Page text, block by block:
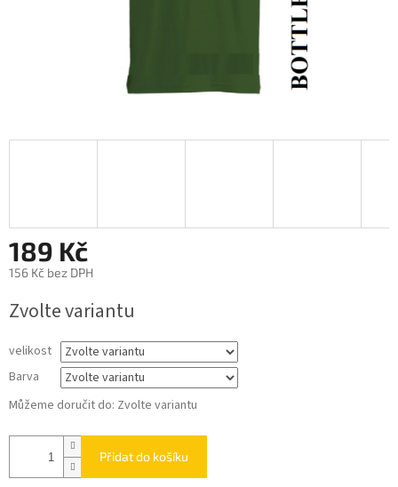
189 Kč
156 Kč bez DPH
cena:
Zvolte variantu
velikost
Barva
Můžeme doručit do: Zvolte variantu
Přidat do košíku